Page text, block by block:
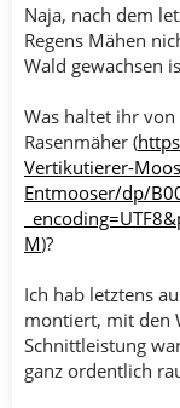
Naja, nach dem
Regens Mähen
Wald gewachsen
Was haltet ihr
Rasenmäher (
Vertikutierer-
Entmooser/dp/
M)?
Ich hab letztens
montiert, mit den
Schnittleistung
ganz ordentlich